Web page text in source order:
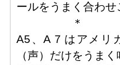
ールをうまく合わ
＊
A5、A７はアメリ
（声）だけをうま